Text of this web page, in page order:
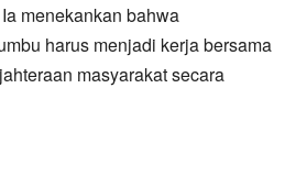
menekankan bahwa
harus menjadi kerja bersama
masyarakat secara